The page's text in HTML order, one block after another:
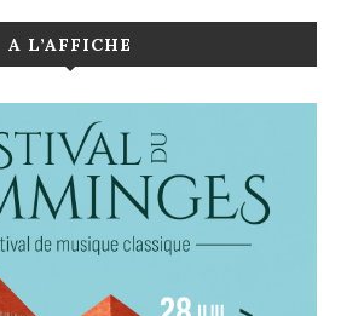
A L’AFFICHE